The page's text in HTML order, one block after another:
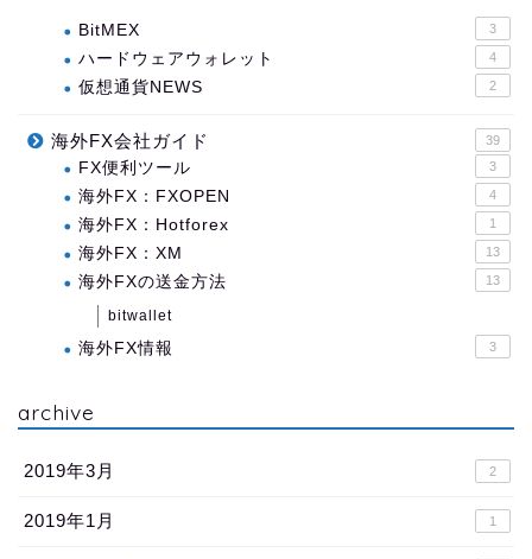
BitMEX 3
ハードウェアウォレット 4
仮想通貨NEWS 2
海外FX会社ガイド 39
FX便利ツール 3
海外FX：FXOPEN 4
海外FX：Hotforex 1
海外FX：XM 13
海外FXの送金方法 13
bitwallet
海外FX情報 3
archive
2019年3月 2
2019年1月 1